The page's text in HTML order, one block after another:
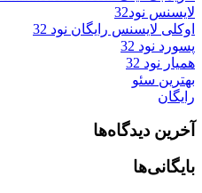
لایسنس نود32
اوکلی لایسنس رایگان نود 32
پسورد نود 32
همیار نود 32
بهترین سئو
رایگان
آخرین دیدگاه‌ها
بایگانی‌ها